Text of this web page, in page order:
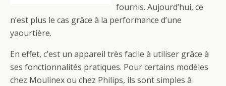
fournis. Aujourd’hui, ce
n’est plus le cas grâce à la performance d’une
yaourtière.
En effet, c’est un appareil très facile à utiliser grâce à
ses fonctionnalités pratiques. Pour certains modèles
chez Moulinex ou chez Philips, ils sont simples à